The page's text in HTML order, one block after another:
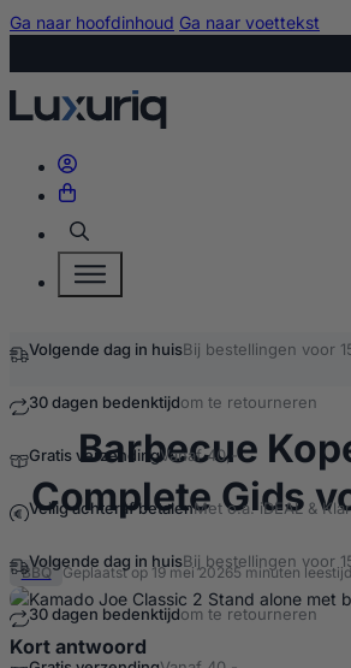
Ga naar hoofdinhoud Ga naar voettekst
Zoeken
Barbecue
Complete Gids
BBQ Geplaatst op 19 mei 20265 minuten
Kort antwoord